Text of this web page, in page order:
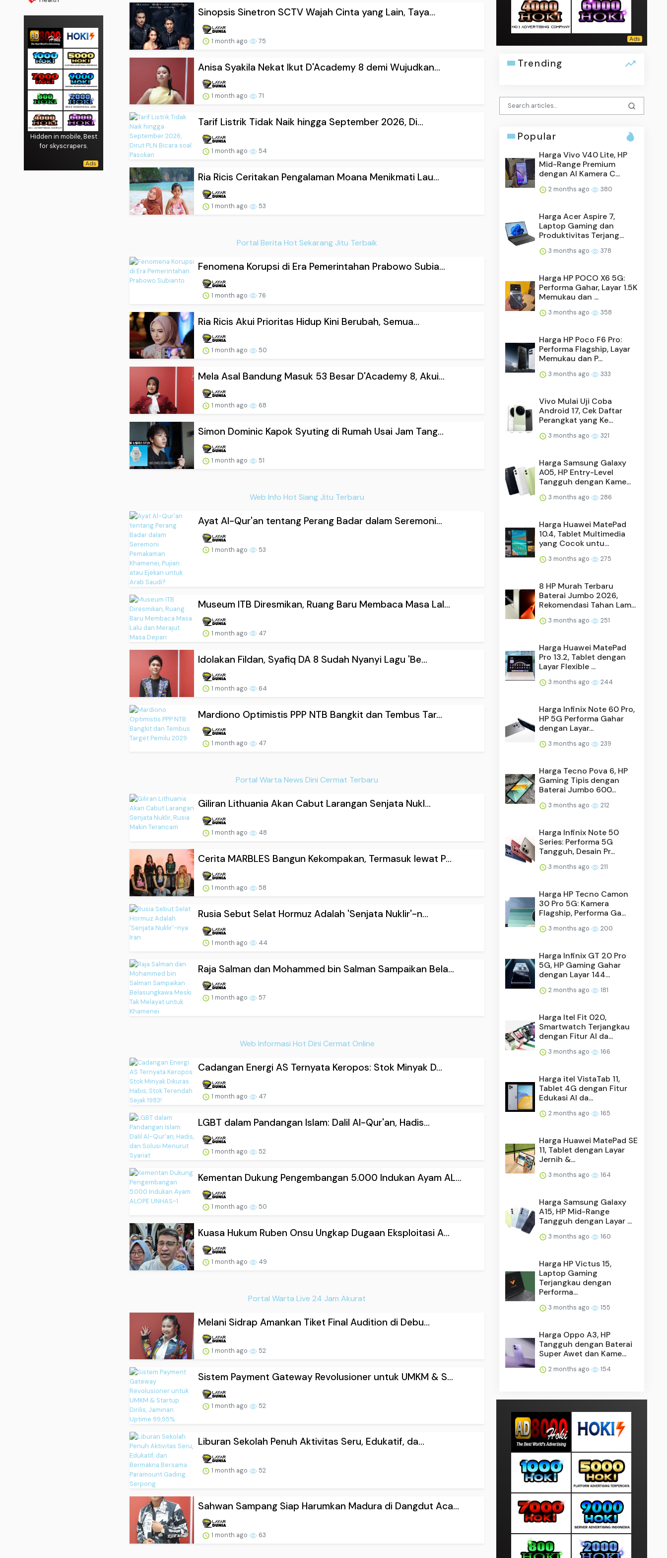
Hidden in mobile, Best
for skyscrapers.
Sinopsis Sinetron SCTV Wajah Cinta yang Lain, Taya...
1 month ago 75
Anisa Syakila Nekat Ikut D'Academy 8 demi Wujudkan...
1 month ago 71
Tarif Listrik Tidak Naik hingga September 2026, Di...
1 month ago 54
Ria Ricis Ceritakan Pengalaman Moana Menikmati Lau...
1 month ago 53
Portal Berita Hot Sekarang Jitu Terbaik
Fenomena Korupsi di Era Pemerintahan Prabowo Subia...
1 month ago 76
Ria Ricis Akui Prioritas Hidup Kini Berubah, Semua...
1 month ago 50
Mela Asal Bandung Masuk 53 Besar D'Academy 8, Akui...
1 month ago 68
Simon Dominic Kapok Syuting di Rumah Usai Jam Tang...
1 month ago 51
Web Info Hot Siang Jitu Terbaru
Ayat Al-Qur'an tentang Perang Badar dalam Seremoni...
1 month ago 53
Museum ITB Diresmikan, Ruang Baru Membaca Masa Lal...
1 month ago 47
Idolakan Fildan, Syafiq DA 8 Sudah Nyanyi Lagu 'Be...
1 month ago 64
Mardiono Optimistis PPP NTB Bangkit dan Tembus Tar...
1 month ago 47
Portal Warta News Dini Cermat Terbaru
Giliran Lithuania Akan Cabut Larangan Senjata Nukl...
1 month ago 48
Cerita MARBLES Bangun Kekompakan, Termasuk lewat P...
1 month ago 58
Rusia Sebut Selat Hormuz Adalah 'Senjata Nuklir'-n...
1 month ago 44
Raja Salman dan Mohammed bin Salman Sampaikan Bela...
1 month ago 57
Web Informasi Hot Dini Cermat Online
Cadangan Energi AS Ternyata Keropos: Stok Minyak D...
1 month ago 47
LGBT dalam Pandangan Islam: Dalil Al-Qur'an, Hadis...
1 month ago 52
Kementan Dukung Pengembangan 5.000 Indukan Ayam AL...
1 month ago 50
Kuasa Hukum Ruben Onsu Ungkap Dugaan Eksploitasi A...
1 month ago 49
Portal Warta Live 24 Jam Akurat
Melani Sidrap Amankan Tiket Final Audition di Debu...
1 month ago 52
Sistem Payment Gateway Revolusioner untuk UMKM & S...
1 month ago 52
Liburan Sekolah Penuh Aktivitas Seru, Edukatif, da...
1 month ago 52
Sahwan Sampang Siap Harumkan Madura di Dangdut Aca...
1 month ago 63
Trending
Popular
Harga Vivo V40 Lite, HP
Mid-Range Premium
dengan AI Kamera C...
2 months ago 380
Harga Acer Aspire 7,
Laptop Gaming dan
Produktivitas Terjang...
3 months ago 378
Harga HP POCO X6 5G:
Performa Gahar, Layar 1.5K
Memukau dan ...
3 months ago 358
Harga HP Poco F6 Pro:
Performa Flagship, Layar
Memukau dan P...
3 months ago 333
Vivo Mulai Uji Coba
Android 17, Cek Daftar
Perangkat yang Ke...
3 months ago 321
Harga Samsung Galaxy
A05, HP Entry-Level
Tangguh dengan Kame...
3 months ago 286
Harga Huawei MatePad
10.4, Tablet Multimedia
yang Cocok untu...
3 months ago 275
8 HP Murah Terbaru
Baterai Jumbo 2026,
Rekomendasi Tahan Lam...
3 months ago 251
Harga Huawei MatePad
Pro 13.2, Tablet dengan
Layar Flexible ...
3 months ago 244
Harga Infinix Note 60 Pro,
HP 5G Performa Gahar
dengan Layar...
3 months ago 239
Harga Tecno Pova 6, HP
Gaming Tipis dengan
Baterai Jumbo 600...
3 months ago 212
Harga Infinix Note 50
Series: Performa 5G
Tangguh, Desain Pr...
3 months ago 211
Harga HP Tecno Camon
30 Pro 5G: Kamera
Flagship, Performa Ga...
3 months ago 200
Harga Infinix GT 20 Pro
5G, HP Gaming Gahar
dengan Layar 144...
2 months ago 181
Harga Itel Fit 020,
Smartwatch Terjangkau
dengan Fitur AI da...
3 months ago 166
Harga itel VistaTab 11,
Tablet 4G dengan Fitur
Edukasi AI da...
2 months ago 165
Harga Huawei MatePad SE
11, Tablet dengan Layar
Jernih &...
3 months ago 164
Harga Samsung Galaxy
A15, HP Mid-Range
Tangguh dengan Layar ...
3 months ago 160
Harga HP Victus 15,
Laptop Gaming
Terjangkau dengan
Performa...
3 months ago 155
Harga Oppo A3, HP
Tangguh dengan Baterai
Super Awet dan Kame...
2 months ago 154